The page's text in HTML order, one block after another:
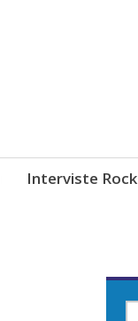
Interviste Rock